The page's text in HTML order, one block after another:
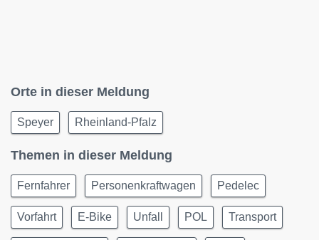
Orte in dieser Meldung
Speyer Rheinland-Pfalz
Themen in dieser Meldung
Fernfahrer Personenkraftwagen Pedelec
Vorfahrt E-Bike Unfall POL Transport